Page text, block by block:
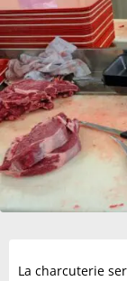
La charcuterie